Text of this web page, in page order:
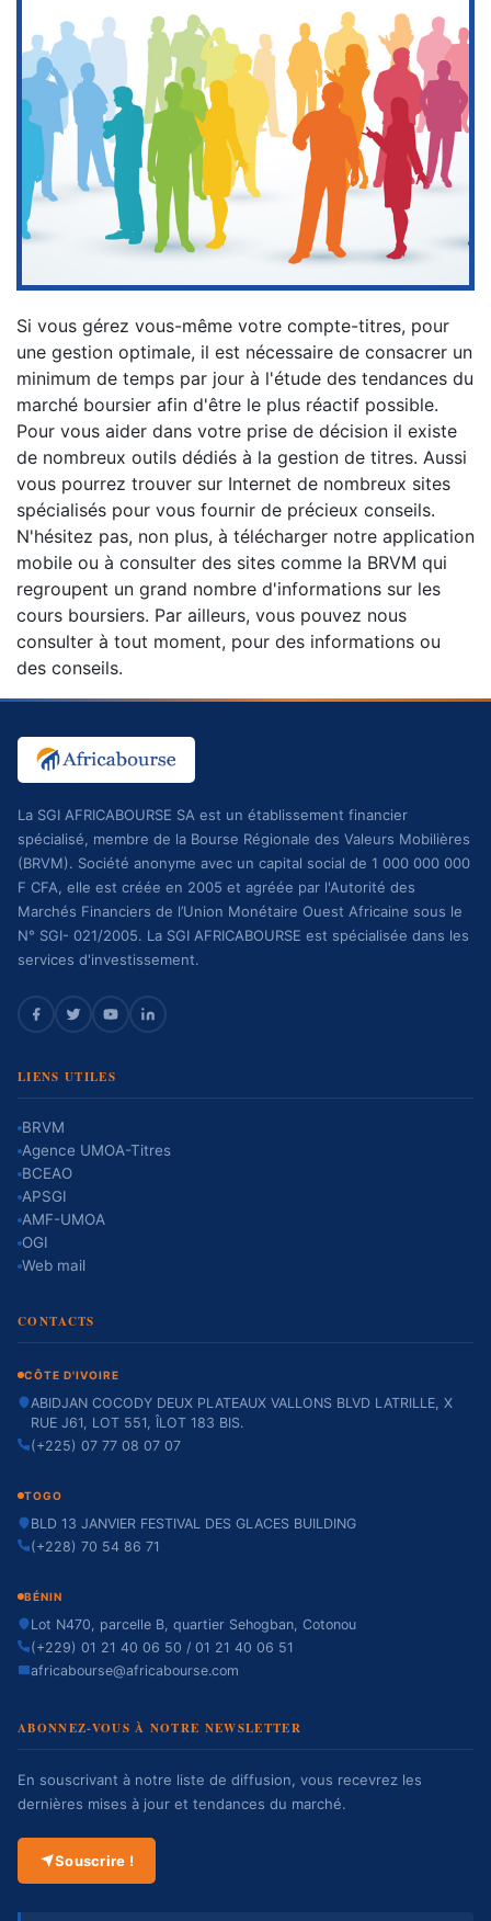
Si vous gérez vous-même votre compte-titres, pour
une gestion optimale, il est nécessaire de consacrer un
minimum de temps par jour à l'étude des tendances du
marché boursier afin d'être le plus réactif possible.
Pour vous aider dans votre prise de décision il existe
de nombreux outils dédiés à la gestion de titres. Aussi
vous pourrez trouver sur Internet de nombreux sites
spécialisés pour vous fournir de précieux conseils.
N'hésitez pas, non plus, à télécharger notre application
mobile ou à consulter des sites comme la BRVM qui
regroupent un grand nombre d'informations sur les
cours boursiers. Par ailleurs, vous pouvez nous
consulter à tout moment, pour des informations ou
des conseils.
La SGI AFRICABOURSE SA est un établissement financier
spécialisé, membre de la Bourse Régionale des Valeurs Mobilières
(BRVM). Société anonyme avec un capital social de 1 000 000 000
F CFA, elle est créée en 2005 et agréée par l'Autorité des
Marchés Financiers de l’Union Monétaire Ouest Africaine sous le
N° SGI- 021/2005. La SGI AFRICABOURSE est spécialisée dans les
services d'investissement.
LIENS UTILES
BRVM
Agence UMOA-Titres
BCEAO
APSGI
AMF-UMOA
OGI
Web mail
CONTACTS
CÔTE D'IVOIRE
ABIDJAN COCODY DEUX PLATEAUX VALLONS BLVD LATRILLE, X
RUE J61, LOT 551, ÎLOT 183 BIS.
(+225) 07 77 08 07 07
TOGO
BLD 13 JANVIER FESTIVAL DES GLACES BUILDING
(+228) 70 54 86 71
BÉNIN
Lot N470, parcelle B, quartier Sehogban, Cotonou
(+229) 01 21 40 06 50 / 01 21 40 06 51
africabourse@africabourse.com
ABONNEZ-VOUS À NOTRE NEWSLETTER
En souscrivant à notre liste de diffusion, vous recevrez les
dernières mises à jour et tendances du marché.
Souscrire !